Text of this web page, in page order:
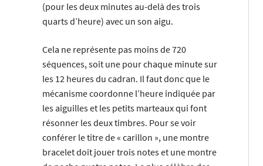
(pour les deux minutes au-delà des trois
quarts d’heure) avec un son aigu.
Cela ne représente pas moins de 720
séquences, soit une pour chaque minute sur
les 12 heures du cadran. Il faut donc que le
mécanisme coordonne l’heure indiquée par
les aiguilles et les petits marteaux qui font
résonner les deux timbres. Pour se voir
conférer le titre de « carillon », une montre
bracelet doit jouer trois notes et une montre